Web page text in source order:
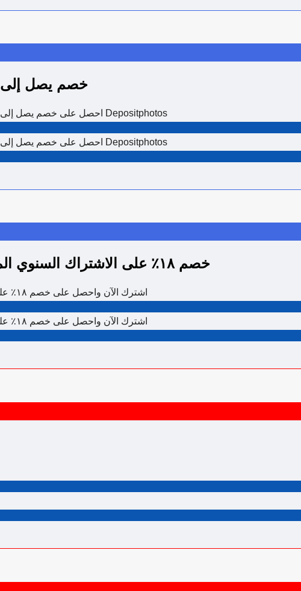
خصم يصل إلى ١٩٪ على الاشتراك السنوي المدفوع مقدمًا
احصل على خصم يصل إلى ١٩٪ وتمتع بالوصول إلى صور ورسومات متجهة عالية الجودة على Depositphotos
احصل على خصم يصل إلى ١٩٪ وتمتع بالوصول إلى صور ورسومات متجهة عالية الجودة على Depositphotos
خصم ١٨٪ على الاشتراك السنوي المدفوع مقدمًا للموسيقى والمؤثرات الصوتية
اشترك الآن واحصل على خصم ١٨٪ على الاشتراك السنوي المدفوع مقدمًا للموسيقى والمؤثرات الصوتية
اشترك الآن واحصل على خصم ١٨٪ على الاشتراك السنوي المدفوع مقدمًا للموسيقى والمؤثرات الصوتية